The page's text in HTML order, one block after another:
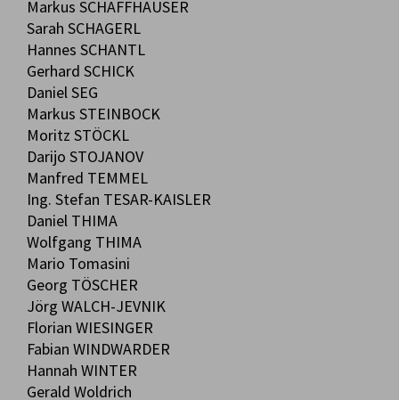
Markus SCHAFFHAUSER
Sarah SCHAGERL
Hannes SCHANTL
Gerhard SCHICK
Daniel SEG
Markus STEINBOCK
Moritz STÖCKL
Darijo STOJANOV
Manfred TEMMEL
Ing. Stefan TESAR-KAISLER
Daniel THIMA
Wolfgang THIMA
Mario Tomasini
Georg TÖSCHER
Jörg WALCH-JEVNIK
Florian WIESINGER
Fabian WINDWARDER
Hannah WINTER
Gerald Woldrich